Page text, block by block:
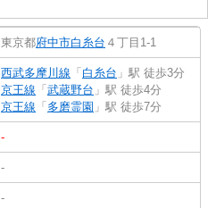
東京都府中市白糸台 ４丁目1-1
西武多摩川線 「 白糸台 」駅 徒歩3分
京王線 「 武蔵野台 」駅 徒歩4分
京王線 「 多磨霊園 」駅 徒歩7分
-
-
-